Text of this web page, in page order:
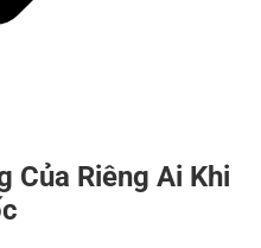
Của Riêng Ai Khi